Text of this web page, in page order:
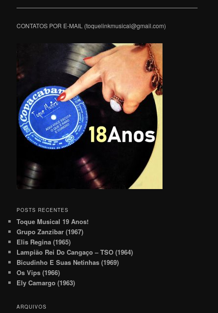
———————————————————————————————
CONTATOS POR E-MAIL (toquelinkmusical@gmail.com)
POSTS RECENTES
Toque Musical 19 Anos!
Grupo Zanzibar (1967)
Elis Regina (1965)
Lampião Rei Do Cangaço – TSO (1964)
Bicudinho E Suas Netinhas (1969)
Os Vips (1966)
Ely Camargo (1963)
ARQUIVOS